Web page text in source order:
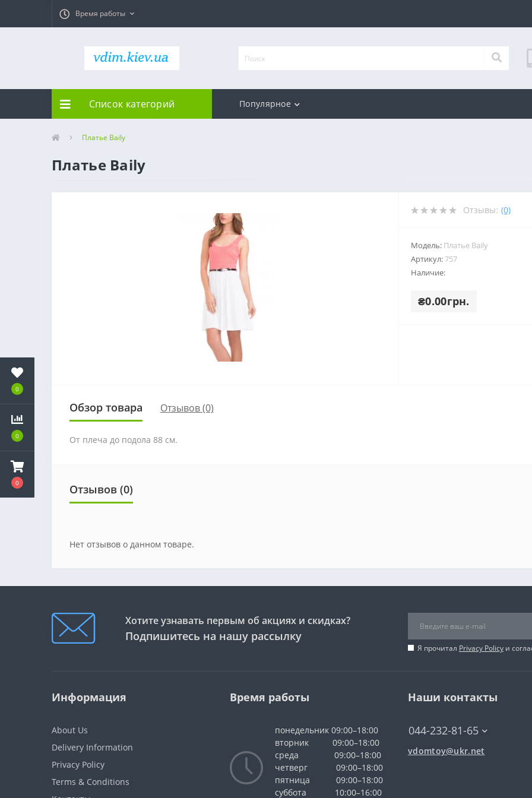
0
0
0
Время работы
Список категорий Популярное
Платье Baily
Платье Baily
Отзывы: (0)
Модель: Платье Baily
Артикул:757
Наличие:
₴0.00грн.
Обзор товара Отзывов (0)
От плеча до подола 88 см.
Отзывов (0)
Нет отзывов о данном товаре.
Хотите узнавать первым об акциях и скидках?
Подпишитесь на нашу рассылку
Я прочитал Privacy Policy и
Информация
About Us
Delivery Information
Privacy Policy
Terms & Conditions
Время работы
понедельник 09:00–18:00
вторник 09:00–18:00
среда 09:00–18:00
четверг 09:00–18:00
пятница 09:00–18:00
суббота 10:00–16:00
Наши контакты
044-232-81-65
vdomtoy@ukr.net